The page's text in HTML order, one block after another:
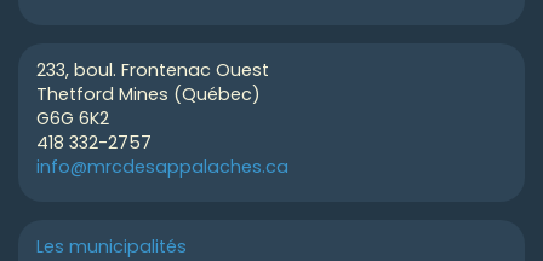
233, boul. Frontenac Ouest
Thetford Mines (Québec)
G6G 6K2
418 332-2757
info@mrcdesappalaches.ca
Les municipalités